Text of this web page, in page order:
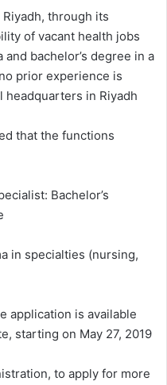
through its
of vacant health jobs
bachelor’s degree in a
prior experience is
in Riyadh.
that the functions
Bachelor’s
in specialties (nursing,
application is available
starting on May 27, 2019.
to apply for more